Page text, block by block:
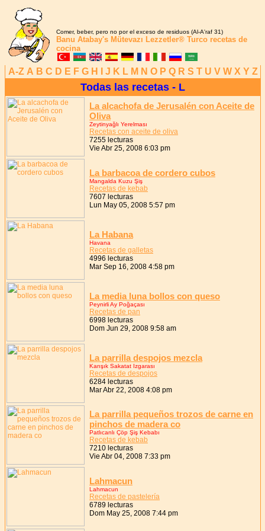
Comer, beber, pero no por el exceso de residuos (Al-A'raf 31)
Banu Atabay's Mütevazı Lezzetler® Turco recetas de
cocina
A-Z A B C D E F G H J K L M N O P Q R S T U V W X Y Z
Todas las recetas - L
La alcachofa de Jerusalén con Aceite de
Oliva
Zeytinyağlı Yerelması
Recetas con aceite de oliva
7255 lecturas
Vie Abr 25, 2008 6:03 pm
La barbacoa de cordero cubos
Mangalda Kuzu Şiş
Recetas de kebab
7607 lecturas
Lun May 05, 2008 5:57 pm
La Habana
Havana
Recetas de galletas
4996 lecturas
Mar Sep 16, 2008 4:58 pm
La media luna bollos con queso
Peynirli Ay Poğaçası
Recetas de pan
6998 lecturas
Dom Jun 29, 2008 9:58 am
La parrilla despojos mezcla
Karışık Sakatat Izgarası
Recetas de despojos
6284 lecturas
Mar Abr 22, 2008 4:08 pm
La parrilla pequeños trozos de carne en
pinchos de madera co
Patlıcanlı Çöp Şiş Kebabı
Recetas de kebab
7210 lecturas
Vie Abr 04, 2008 7:33 pm
Lahmacun
Lahmacun
Recetas de pastelería
6789 lecturas
Dom May 25, 2008 7:44 pm